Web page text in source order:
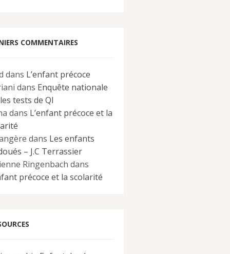
COMMENTAIRES
dans L’enfant précoce
dans Enquête nationale
tests de QI
dans L’enfant précoce et la
dans Les enfants
– J.C Terrassier
Ringenbach dans
précoce et la scolarité